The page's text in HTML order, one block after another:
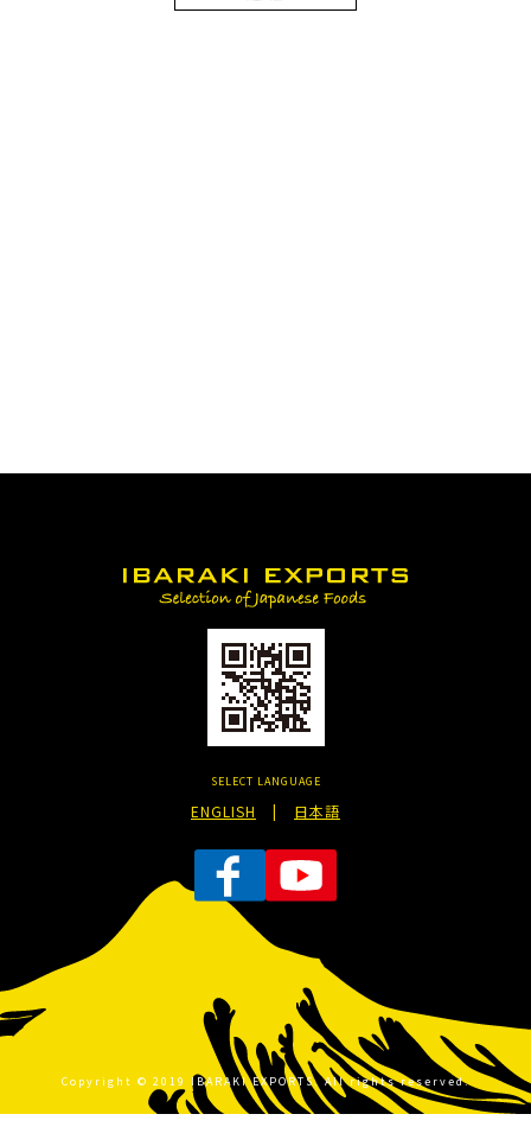
SELECT LANGUAGE
ENGLISH | 日本語
Copyright © 2019 IBARAKI EXPORTS. All rights reserved.